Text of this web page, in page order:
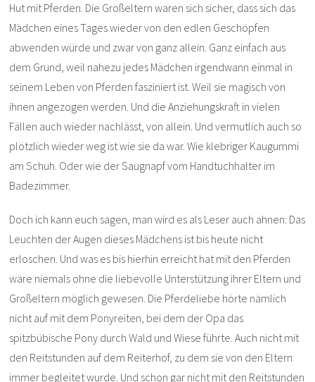
Hut mit Pferden. Die Großeltern waren sich sicher, dass sich das
Mädchen eines Tages wieder von den edlen Geschöpfen
abwenden würde und zwar von ganz allein. Ganz einfach aus
dem Grund, weil nahezu jedes Mädchen irgendwann einmal in
seinem Leben von Pferden fasziniert ist. Weil sie magisch von
ihnen angezogen werden. Und die Anziehungskraft in vielen
Fällen auch wieder nachlässt, von allein. Und vermutlich auch so
plötzlich wieder weg ist wie sie da war. Wie klebriger Kaugummi
am Schuh. Oder wie der Saugnapf vom Handtuchhalter im
Badezimmer.
Doch ich kann euch sagen, man wird es als Leser auch ahnen: Das
Leuchten der Augen dieses Mädchens ist bis heute nicht
erloschen. Und was es bis hierhin erreicht hat mit den Pferden
wäre niemals ohne die liebevolle Unterstützung ihrer Eltern und
Großeltern möglich gewesen. Die Pferdeliebe hörte nämlich
nicht auf mit dem Ponyreiten, bei dem der Opa das
spitzbübische Pony durch Wald und Wiese führte. Auch nicht mit
den Reitstunden auf dem Reiterhof, zu dem sie von den Eltern
immer begleitet wurde. Und schon gar nicht mit den Reitstunden